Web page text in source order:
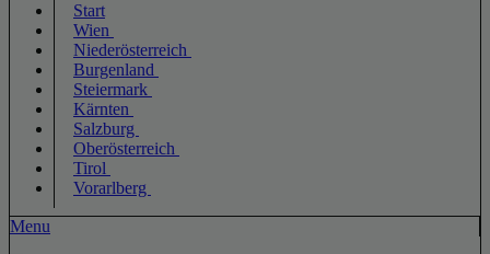
Start
Wien
Niederösterreich
Burgenland
Steiermark
Kärnten
Salzburg
Oberösterreich
Tirol
Vorarlberg
Menu